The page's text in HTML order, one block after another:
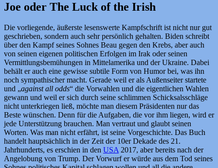
Joe oder The Luck of the Irish
Die vorliegende, äußerste lesenswerte Kampfschrift ist nicht nur gut
geschrieben, sondern auch sehr persönlich gehalten. Biden schreibt
über den Kampf seines Sohnes Beau gegen den Krebs, aber auch
von seinen eigenen politischen Erfolgen im Irak oder seinen
Vermittlungsbemühungen in Mittelamerika und der Ukraine. Dabei
behält er auch eine gewisse subtile Form von Humor bei, was ihn
noch sympathischer macht. Gerade weil er als Außenseiter startete
und „against all odds“ die Vorwahlen und die eigentlichen Wahlen
gewann und weil er sich durch seine schlimmen Schicksalsschläge
nicht unterkriegen ließ, möchte man diesem Präsidenten nur das
Beste wünschen. Denn für die Aufgaben, die vor ihm liegen, wird er
jede Unterstützung brauchen. Man vertraut und glaubt seinen
Worten. Was man nicht erfährt, ist seine Vorgeschichte. Das Buch
handelt hauptsächlich in der Zeit der 10er Dekade des 21.
Jahrhunderts, es erschien in den USA 2017, aber bereits nach der
Angelobung von Trump. Der Vorwurf er würde aus dem Tod seines